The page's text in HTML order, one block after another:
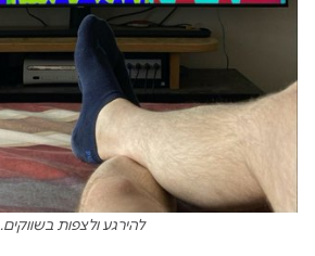
להירגע ולצפות בשווקים.